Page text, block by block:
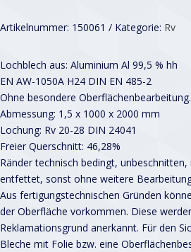
Artikelnummer: 150061 Kategorie: Rv
Lochblech aus: Aluminium Al 99,5 % hh
EN AW-1050A H24 DIN EN 485-2
Ohne besondere Oberflächenbearbeitung.
Abmessung: 1,5 x 1000 x 2000 mm
Lochung: Rv 20-28 DIN 24041
Freier Querschnitt: 46,28%
Ränder technisch bedingt,
entfettet, sonst ohne weitere
Aus fertigungstechnischen Gründen
der Oberfläche vorkommen. Diese
Reklamationsgrund anerkannt. Für den
Bleche mit Folie bzw. eine